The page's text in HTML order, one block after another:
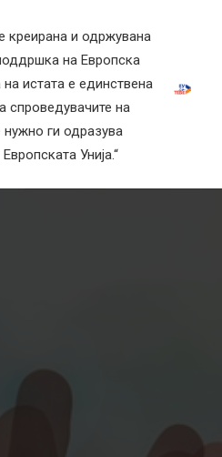
креирана и одржувана
на Европска
истата е единствена
спроведувачите на
нужно ги одразува
Унија.“